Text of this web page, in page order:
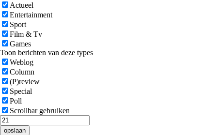
Actueel
Entertainment
Sport
Film & Tv
Games
Toon berichten van deze types
Weblog
Column
(P)review
Special
Poll
Scrollbar gebruiken
opslaan